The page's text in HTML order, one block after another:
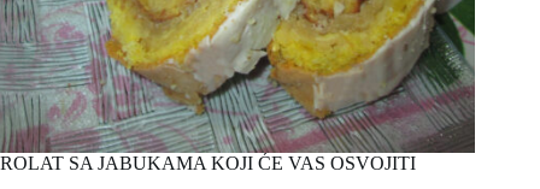
ROLAT SA JABUKAMA KOJI ĆE VAS OSVOJITI